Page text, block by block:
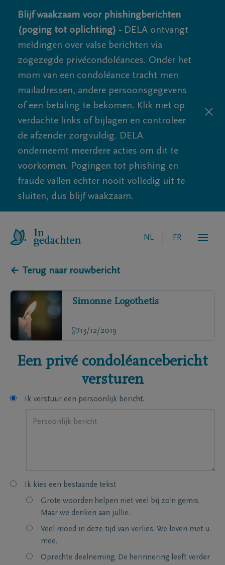
Blijf waakzaam voor phishingberichten
(poging tot oplichting) - DELA ontvangt
meldingen over valse berichten via
zogezegde privécondoléances. Onder het
mom van een condoléance tracht men
mailadressen, andere persoonsgegevens
of een betaling te bekomen. Klik niet op
verdachte links of bijlagen en controleer
de afzender zorgvuldig. DELA
onderneemt meerdere acties om dit te
voorkomen. Pogingen tot phishing en
fraude vallen echter nooit volledig uit te
sluiten, dus blijf waakzaam.
NL FR
← Terug naar rouwbericht
Simonne Logothetis
13/12/2019
Een privé condoléancebericht
versturen
Ik verstuur een persoonlijk bericht.
Ik kies een bestaande tekst
Grote woorden helpen niet veel bij zo’n gemis.
Maar we denken aan jullie.
Veel moed in deze tijd van verlies. We leven met u
mee.
Oprechte deelneming. De herinnering leeft verder